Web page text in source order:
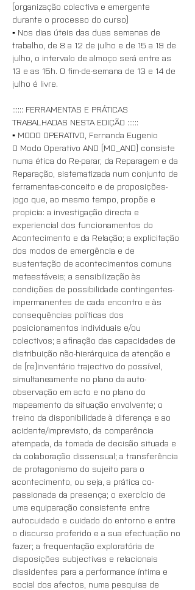
(organização colectiva e emergente
durante o processo do curso)
▪️ Nos dias úteis das duas semanas de
trabalho, de 8 a 12 de julho e de 15 a 19 de
julho, o intervalo de almoço será entre as
13 e as 15h. O fim-de-semana de 13 e 14 de
julho é livre.
:::::: FERRAMENTAS E PRÁTICAS
TRABALHADAS NESTA EDIÇÃO ::::::
▪️ MODO OPERATIVO, Fernanda Eugenio
O Modo Operativo AND (MO_AND) consiste
numa ética do Re-parar, da Reparagem e da
Reparação, sistematizada num conjunto de
ferramentas-conceito e de proposições-
jogo que, ao mesmo tempo, propõe e
propicia: a investigação directa e
experiencial dos funcionamentos do
Acontecimento e da Relação; a explicitação
dos modos de emergência e de
sustentação de acontecimentos comuns
metaestáveis; a sensibilização às
condições de possibilidade contingentes-
impermanentes de cada encontro e às
consequências políticas dos
posicionamentos individuais e/ou
colectivos; a afinação das capacidades de
distribuição não-hierárquica da atenção e
de (re)inventário trajectivo do possível,
simultaneamente no plano da auto-
observação em acto e no plano do
mapeamento da situação envolvente; o
treino da disponibilidade à diferença e ao
acidente/imprevisto, da comparência
atempada, da tomada de decisão situada e
da colaboração dissensual; a transferência
de protagonismo do sujeito para o
acontecimento, ou seja, a prática co-
passionada da presença; o exercício de
uma equiparação consistente entre
autocuidado e cuidado do entorno e entre
o discurso proferido e a sua efectuação no
fazer; a frequentação exploratória de
disposições subjectivas e relacionais
dissidentes para a performance íntima e
social dos afectos, numa pesquisa de